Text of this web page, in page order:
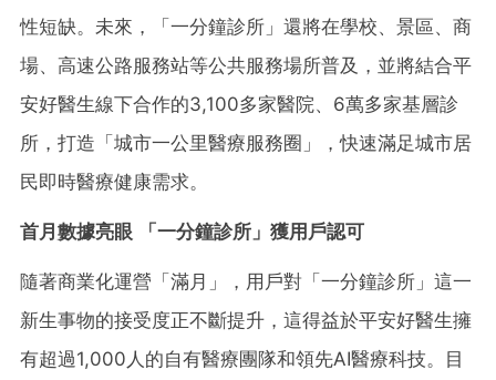
性短缺。未來，「一分鐘診所」還將在學校、景區、商
場、高速公路服務站等公共服務場所普及，並將結合平
安好醫生線下合作的3,100多家醫院、6萬多家基層診
所，打造「城市一公里醫療服務圈」，快速滿足城市居
民即時醫療健康需求。
首月數據亮眼 「一分鐘診所」獲用戶認可
隨著商業化運營「滿月」，用戶對「一分鐘診所」這一
新生事物的接受度正不斷提升，這得益於平安好醫生擁
有超過1,000人的自有醫療團隊和領先AI醫療科技。目